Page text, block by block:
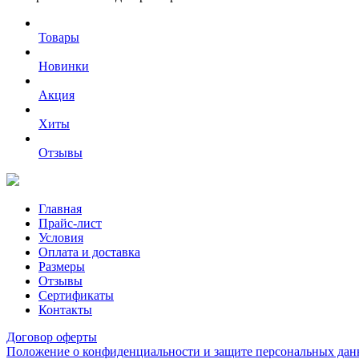
Товары
Новинки
Акция
Хиты
Отзывы
Главная
Прайс-лист
Условия
Оплата и доставка
Размеры
Отзывы
Сертификаты
Контакты
Договор оферты
Положение о конфиденциальности и защите персональных